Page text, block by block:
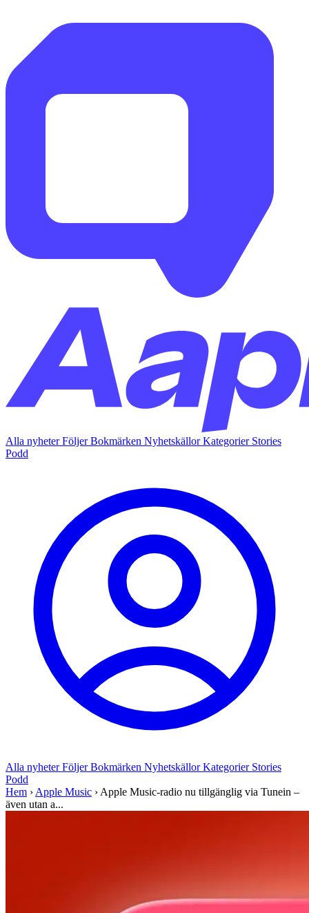
Alla nyheterFöljerBokmärken NyhetskällorKategorier Stories
Podd
Alla nyheterFöljerBokmärken NyhetskällorKategorier Stories
Podd
Hem › Apple Music › Apple Music-radio nu tillgänglig via Tunein –
även utan a...